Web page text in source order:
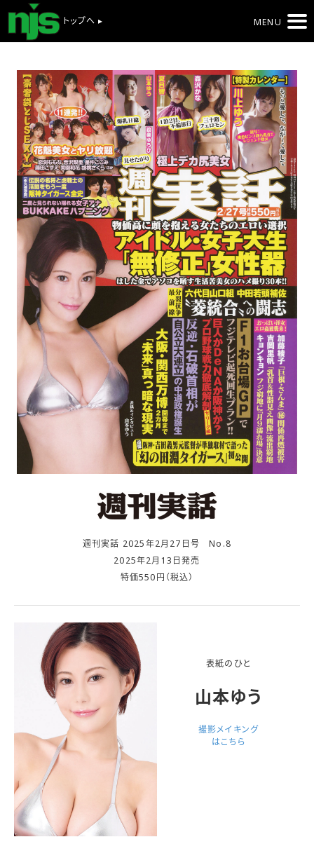
トップへ ▸ MENU
週刊実話 2025年2月27日号 No.8
2025年2月13日発売
特価550円（税込）
表紙のひと
山本ゆう
撮影メイキング
はこちら